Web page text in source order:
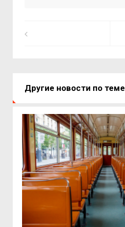
Другие новости по теме